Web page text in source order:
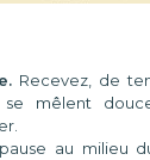
Recevez, de
mêlent
au milieu